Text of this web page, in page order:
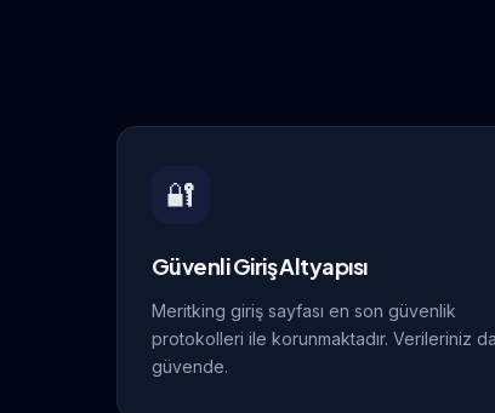
🔐
Güvenli Giriş Altyapısı
Meritking giriş sayfası en son güvenlik
protokolleri ile korunmaktadır. Verileriniz
güvende.